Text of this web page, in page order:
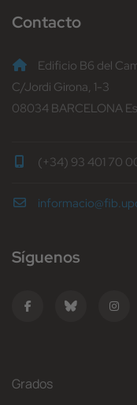
Contacto
Edificio B6 del
C/Jordi Girona, 1-3
08034 BARCELONA
(+34) 93 401 70
Síguenos
Grados